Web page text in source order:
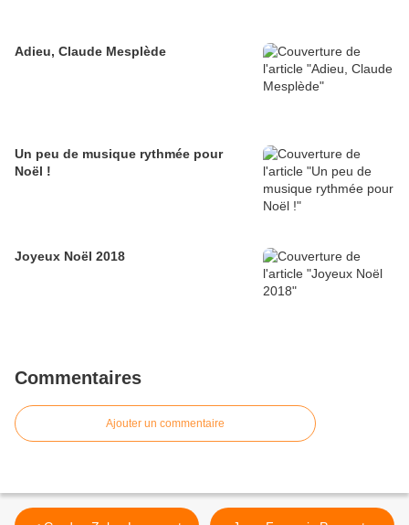
Adieu, Claude Mesplède
Un peu de musique rythmée pour
Noël !
Joyeux Noël 2018
Commentaires
Ajouter un commentaire